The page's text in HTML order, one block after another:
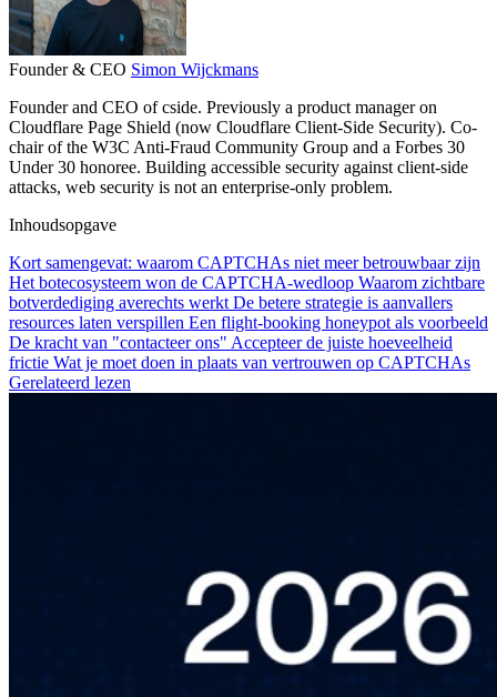
Founder & CEO Simon Wijckmans
Founder and CEO of cside. Previously a product manager on
Cloudflare Page Shield (now Cloudflare Client-Side Security). Co-
chair of the W3C Anti-Fraud Community Group and a Forbes 30
Under 30 honoree. Building accessible security against client-side
attacks, web security is not an enterprise-only problem.
Inhoudsopgave
Kort samengevat: waarom CAPTCHAs niet meer betrouwbaar zijn
Het botecosysteem won de CAPTCHA-wedloop Waarom zichtbare
botverdediging averechts werkt De betere strategie is aanvallers
resources laten verspillen Een flight-booking honeypot als voorbeeld
De kracht van "contacteer ons" Accepteer de juiste hoeveelheid
frictie Wat je moet doen in plaats van vertrouwen op CAPTCHAs
Gerelateerd lezen